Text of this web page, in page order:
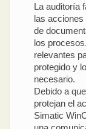
La auditoría
las
de
los
relevantes
protegido y
necesario.
Debido a
protejan el
Simatic